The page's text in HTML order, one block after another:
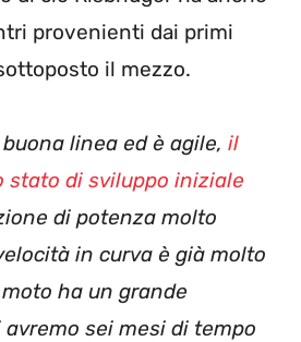
provenienti dai primi
il mezzo.
linea ed è agile, il
stato di sviluppo iniziale
di potenza molto
in curva è già molto
ha un grande
sei mesi di tempo